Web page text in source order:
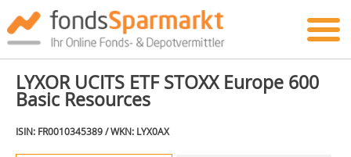
LYXOR UCITS ETF STOXX Europe 600
Basic Resources
ISIN: FR0010345389 / WKN: LYX0AX